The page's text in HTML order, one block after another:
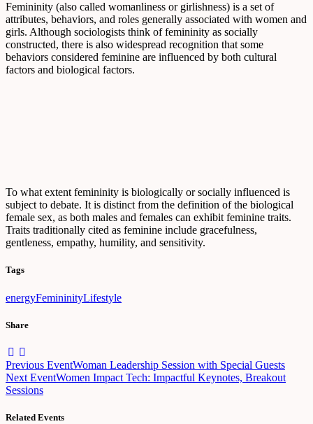
Femininity (also called womanliness or girlishness) is a set of
attributes, behaviors, and roles generally associated with women and
girls. Although sociologists think of femininity as socially
constructed, there is also widespread recognition that some
behaviors considered feminine are influenced by both cultural
factors and biological factors.
To what extent femininity is biologically or socially influenced is
subject to debate. It is distinct from the definition of the biological
female sex, as both males and females can exhibit feminine traits.
Traits traditionally cited as feminine include gracefulness,
gentleness, empathy, humility, and sensitivity.
Tags
energyFemininityLifestyle
Share
Navegación
de
Previous EventWoman Leadership Session with Special Guests
Next EventWomen Impact Tech: Impactful Keynotes, Breakout
Sessions
Related Events